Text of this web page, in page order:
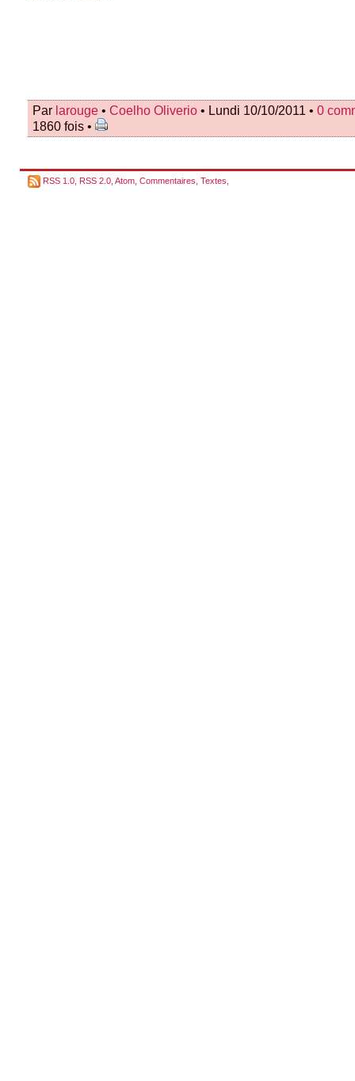
Par larouge • Coelho Oliverio • Lundi 10/10/2011 • 0
1860 fois •
RSS 1.0 RSS 2.0 Atom Commentaires Textes